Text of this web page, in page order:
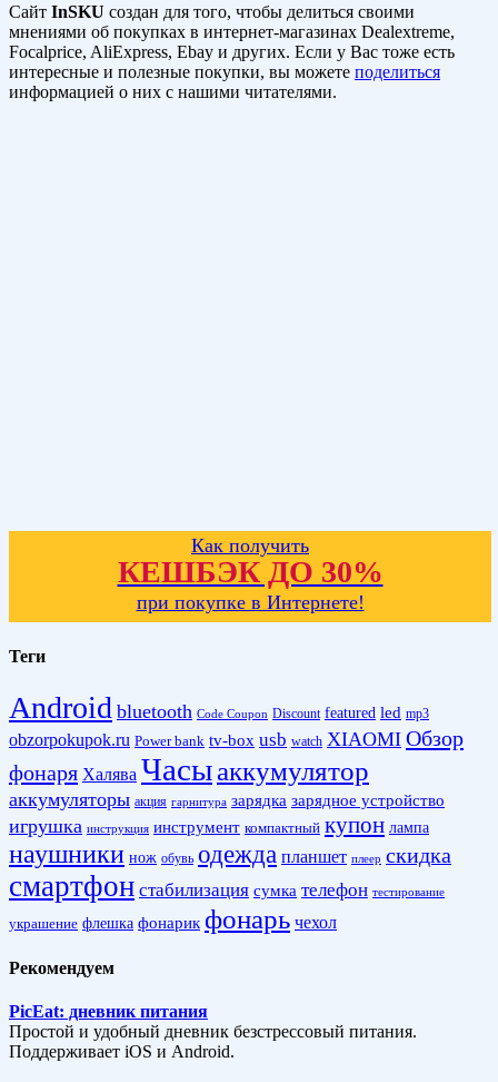
Сайт InSKU создан для того, чтобы делиться своими
мнениями об покупках в интернет-магазинах Dealextreme,
Focalprice, AliExpress, Ebay и других. Если у Вас тоже есть
интересные и полезные покупки, вы можете поделиться
информацией о них с нашими читателями.
Как получить
КЕШБЭК ДО 30%
при покупке в Интернете!
Теги
Android bluetooth Code Coupon Discount featured led mp3
obzorpokupok.ru Power bank tv-box usb watch XIAOMI Обзор
фонаря Халява Часыаккумулятор
аккумуляторы акция гарнитура зарядка зарядное устройство
игрушка инструкция инструмент компактный купон лампа
наушники нож обувь одежда планшет плеер скидка
смартфон стабилизация сумка телефон тестирование
украшение флешка фонарик фонарь чехол
Рекомендуем
PicEat: дневник питания
Простой и удобный дневник безстрессовый питания.
Поддерживает iOS и Android.